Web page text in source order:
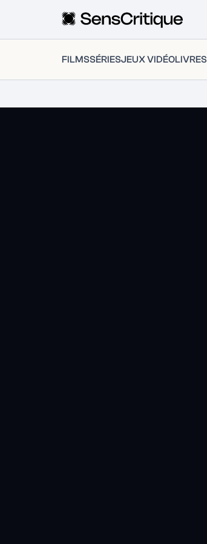
FILMSSÉRIESJEUX VIDÉOLIVRES